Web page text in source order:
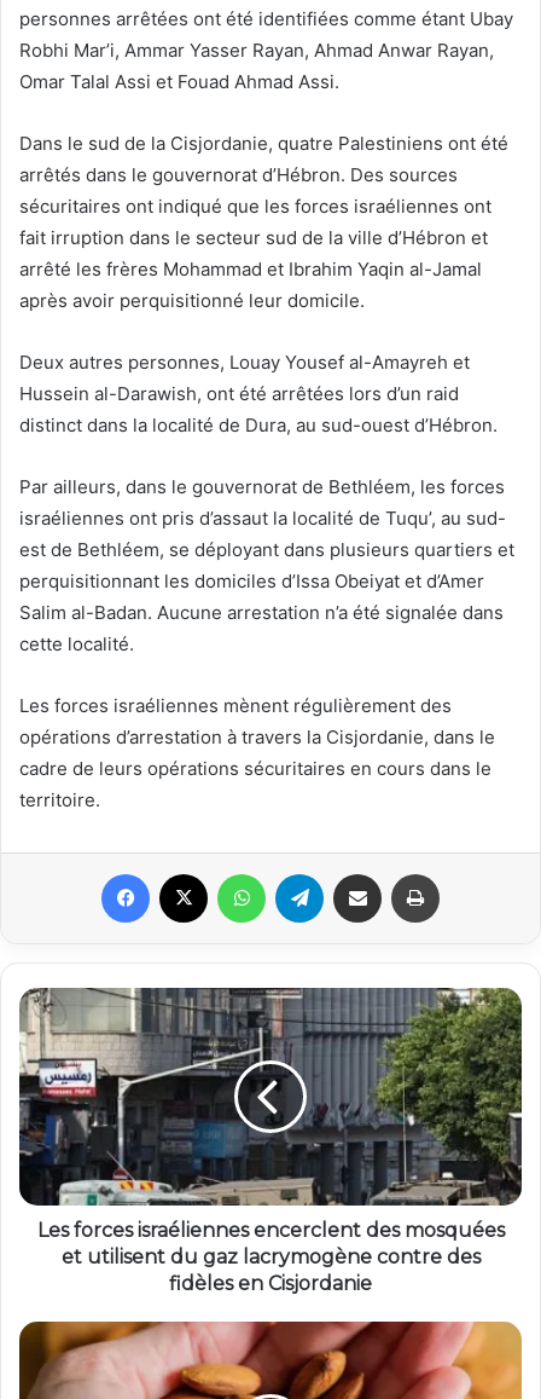
personnes arrêtées ont été identifiées comme étant Ubay
Robhi Mar’i, Ammar Yasser Rayan, Ahmad Anwar Rayan,
Omar Talal Assi et Fouad Ahmad Assi.
Dans le sud de la Cisjordanie, quatre Palestiniens ont été
arrêtés dans le gouvernorat d’Hébron. Des sources
sécuritaires ont indiqué que les forces israéliennes ont
fait irruption dans le secteur sud de la ville d’Hébron et
arrêté les frères Mohammad et Ibrahim Yaqin al-Jamal
après avoir perquisitionné leur domicile.
Deux autres personnes, Louay Yousef al-Amayreh et
Hussein al-Darawish, ont été arrêtées lors d’un raid
distinct dans la localité de Dura, au sud-ouest d’Hébron.
Par ailleurs, dans le gouvernorat de Bethléem, les forces
israéliennes ont pris d’assaut la localité de Tuqu’, au sud-
est de Bethléem, se déployant dans plusieurs quartiers et
perquisitionnant les domiciles d’Issa Obeiyat et d’Amer
Salim al-Badan. Aucune arrestation n’a été signalée dans
cette localité.
Les forces israéliennes mènent régulièrement des
opérations d’arrestation à travers la Cisjordanie, dans le
cadre de leurs opérations sécuritaires en cours dans le
territoire.
Facebook WhatsAppTelegram Partager par email
Les forces israéliennes encerclent des mosquées
et utilisent du gaz lacrymogène contre des
fidèles en Cisjordanie